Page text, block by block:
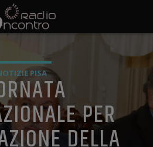
PISA
PER
DELLA